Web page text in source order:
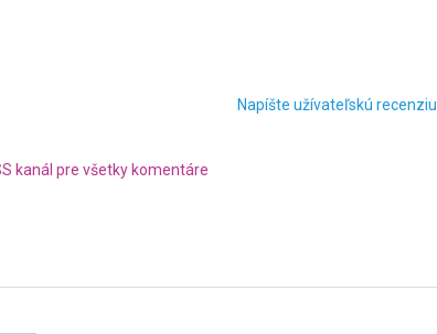
Napíšte užívateľskú recenziu
kanál pre všetky komentáre